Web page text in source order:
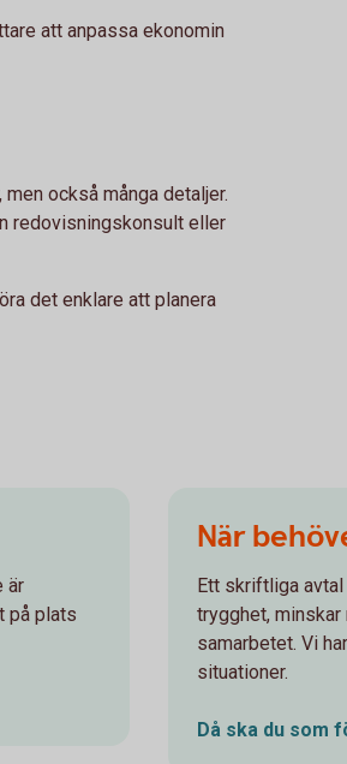
att anpassa ekonomin
också många detaljer.
redovisningskonsult eller
det enklare att planera
är
på plats
När
Ett skriftliga
trygghet,
samarbetet. Vi
situationer.
Då ska du som